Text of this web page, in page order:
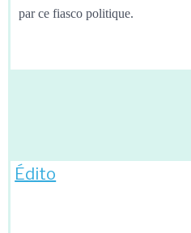
par ce fiasco politique.
Édito